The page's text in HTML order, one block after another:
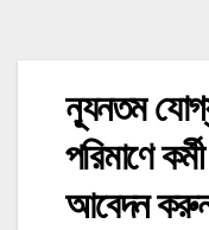
ন্যূনতম
পরিমাণে
আবেদন